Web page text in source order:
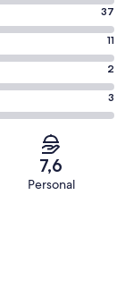
37
11
2
3
7,6
Personal